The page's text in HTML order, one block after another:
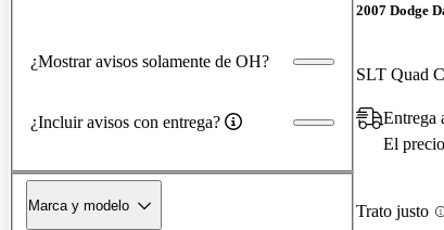
¿Mostrar avisos solamente de OH?
¿Incluir avisos con entrega?
Marca y modelo
2007 Dodge
SLT Quad
Entrega
El
Trato justo